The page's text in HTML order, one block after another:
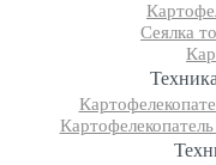
Сеялка